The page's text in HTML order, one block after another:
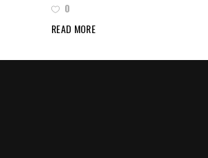
0
READ MORE